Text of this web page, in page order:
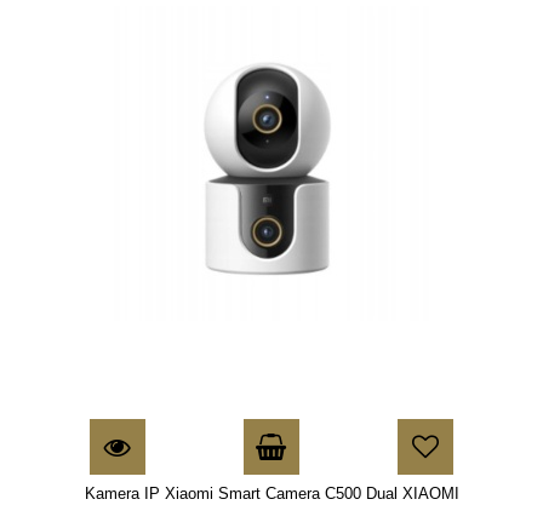
Kamera IP Xiaomi Smart Camera C500 Dual XIAOMI